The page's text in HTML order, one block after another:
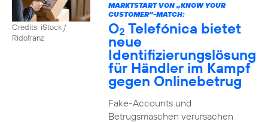
Credits: iStock /
Ridofranz
MARKTSTART VON „KNOW YOUR
CUSTOMER”-MATCH:
O2 Telefónica bietet
neue
Identifizierungslösung
für Händler im Kampf
gegen Onlinebetrug
Fake-Accounts und
Betrugsmaschen verursachen